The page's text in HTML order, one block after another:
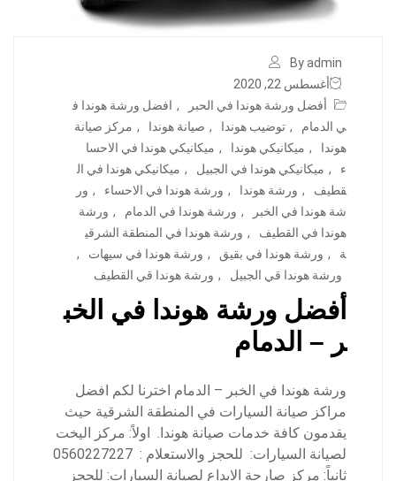
By admin
أغسطس 22, 2020
أفضل ورشة هوندا في الحبر
, افضل ورشة هوندا ف
ي الدمام
, توضيب هوندا , صيانة هوندا , مركز صيانة
هوندا
, ميكانيكي هوندا , ميكانيكي هوندا في الاحسا
ء
, ميكانيكي هوندا في الجبيل , ميكانيكي هوندا في ال
قطيف
, ورشة هوندا , ورشة هوندا في الاحساء , ور
شة هوندا في الخبر
, ورشة هوندا في الدمام , ورشة
هوندا في القطيف
, ورشة هوندا في المنطقة الشرقي
ة
, ورشة هوندا في بقيق , ورشة هوندا في سيهات
,
ورشة هوندا قي الجبيل
, ورشة هوندا قي القطيف
أفضل ورشة هوندا في الخب
ر – الدمام
ورشة هوندا في الخبر – الدمام اخترنا لكم افضل
مراكز صيانة السيارات في المنطقة الشرقية حيث
يقدمون كافة خدمات صيانة هوندا. اولاً: مركز اليخت
لصيانة السيارات: للحجز والاستعلام : 0560227227
ثانياً: مركز صارحة الابداع لصيانة السيارات: للحجز